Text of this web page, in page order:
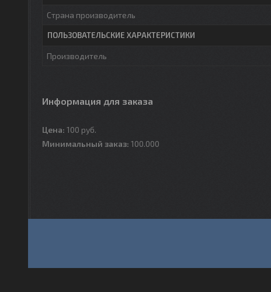
Страна производитель
ПОЛЬЗОВАТЕЛЬСКИЕ ХАРАКТЕРИСТИКИ
Производитель
Информация для заказа
Цена: 100 руб.
Минимальный заказ: 100.000